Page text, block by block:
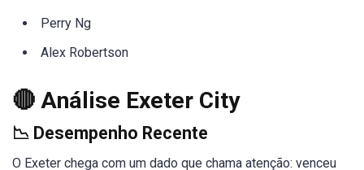
Perry Ng
Alex Robertson
🔴 Análise Exeter City
📉 Desempenho Recente
O Exeter chega com um dado que chama atenção: venceu